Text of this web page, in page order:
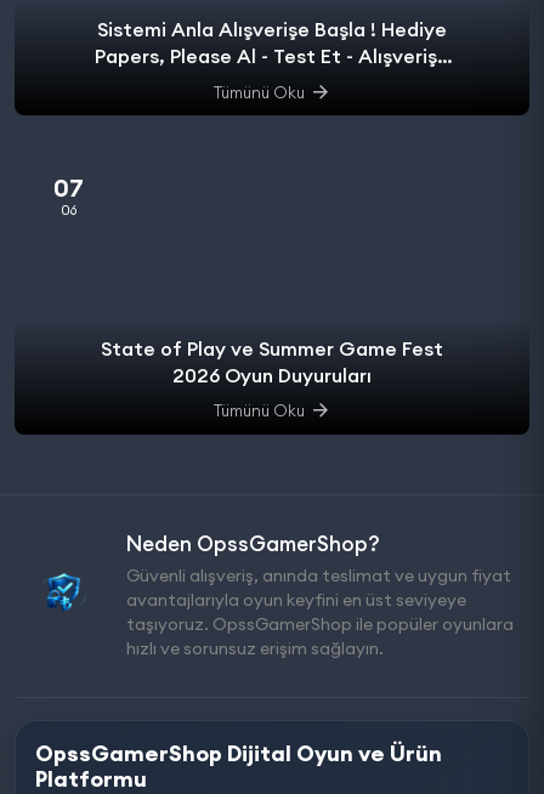
Sistemi Anla Alışverişe Başla ! Hediye
Papers, Please Al - Test Et - Alışverişe
başla.
Tümünü Oku
07
06
State of Play ve Summer Game Fest
2026 Oyun Duyuruları
Tümünü Oku
Neden OpssGamerShop?
Güvenli alışveriş, anında teslimat ve uygun fiyat
avantajlarıyla oyun keyfini en üst seviyeye
taşıyoruz. OpssGamerShop ile popüler oyunlara
hızlı ve sorunsuz erişim sağlayın.
OpssGamerShop Dijital Oyun ve Ürün
Platformu